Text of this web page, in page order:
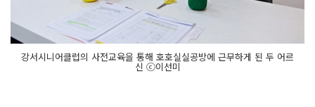
강서시니어클럽의 사전교육을 통해 호호실실공방에 근무하게 된 두 어르
신 ⓒ이선미